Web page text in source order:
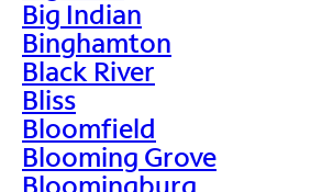
Big Indian
Binghamton
Black River
Bliss
Bloomfield
Blooming Grove
Bloomingburg